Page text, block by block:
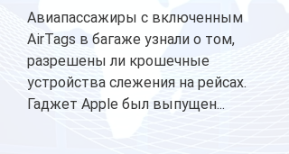
Авиапассажиры с включенным
AirTags в багаже узнали о том,
разрешены ли крошечные
устройства слежения на рейсах.
Гаджет Apple был выпущен...